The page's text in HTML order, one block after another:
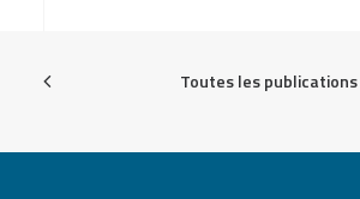
Toutes les publications